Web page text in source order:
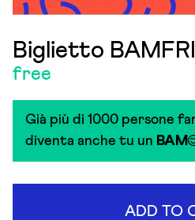
Biglietto
free
Già più di 1000 persone
diventa anche tu un BAM
ADD TO